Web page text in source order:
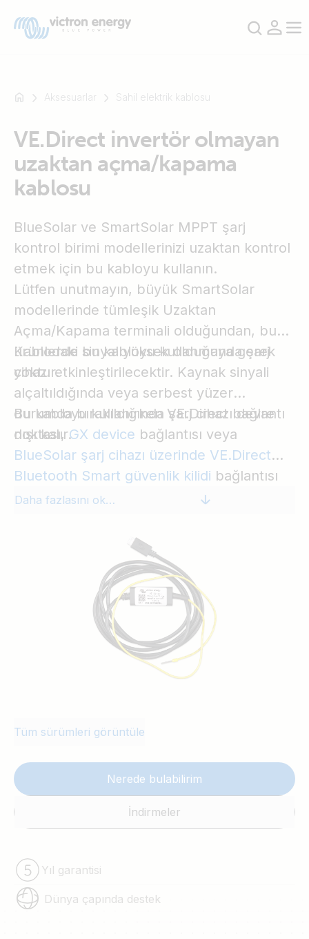
Mesela
SmartSolar
Multiplus-
SmartShunt
Aksesuarlar Sahil elektrik kablosu
VE.Direct invertör olmayan
uzaktan açma/kapama
kablosu
BlueSolar ve SmartSolar MPPT şarj
kontrol birimi modellerinizi uzaktan kontrol
etmek için bu kabloyu kullanın.
Lütfen unutmayın, büyük SmartSolar
modellerinde tümleşik Uzaktan
Açma/Kapama terminali olduğundan, bu
ürünlerde bu kabloyu kullanmaya gerek
yoktur.
Kablodaki sinyal yüksek olduğunda şarj
cihazı etkinleştirilecektir. Kaynak sinyali
alçaltıldığında veya serbest yüzer
durumda bırakıldığında şarj cihazı devre
dışı kalır.
Bu kabloyu kullanırken VE.Direct bağlantı
noktası,GX device bağlantısı veya
BlueSolar şarj cihazı üzerinde VE.Direct
Bluetooth Smart güvenlik kilidi bağlantısı
gibi başka bir amaçla kullanılamayacaktır.
Daha fazlasını okuyun
Tüm sürümleri görüntüle
Nerede bulabilirim
İndirmeler
Yıl garantisi
Dünya çapında destek